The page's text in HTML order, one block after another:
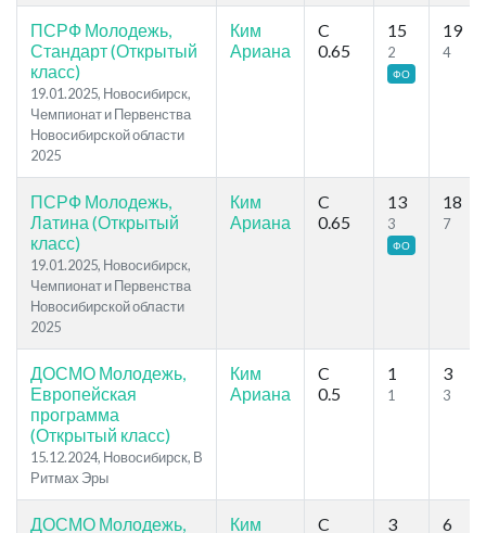
ПСРФ Молодежь,
Стандарт (Открытый
класс)
19.01.2025, Новосибирск,
Чемпионат и Первенства
Новосибирской области
2025
Ким
Ариана
C
0.65
15
2
ФО
19
4
ПСРФ Молодежь,
Латина (Открытый
класс)
19.01.2025, Новосибирск,
Чемпионат и Первенства
Новосибирской области
2025
Ким
Ариана
C
0.65
13
3
ФО
18
7
ДОСМО Молодежь,
Европейская
программа
(Открытый класс)
15.12.2024, Новосибирск, В
Ритмах Эры
Ким
Ариана
C
0.5
1
1
3
3
ДОСМО Молодежь, Ким C 3 6